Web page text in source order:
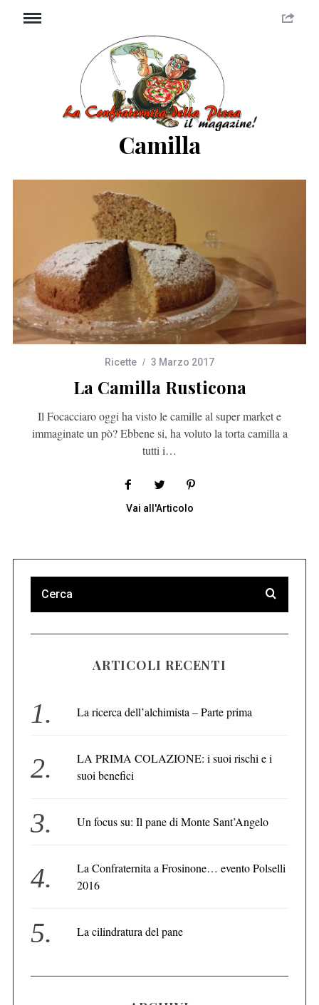
Camilla
Ricette 3 Marzo 2017
La Camilla Rusticona
Il Focacciaro oggi ha visto le camille al super market e
immaginate un pò? Ebbene si, ha voluto la torta camilla a
tutti i…
Vai all'Articolo
ARTICOLI RECENTI
La ricerca dell’alchimista – Parte prima
LA PRIMA COLAZIONE: i suoi rischi e i
suoi benefici
Un focus su: Il pane di Monte Sant’Angelo
La Confraternita a Frosinone… evento Polselli
2016
La cilindratura del pane